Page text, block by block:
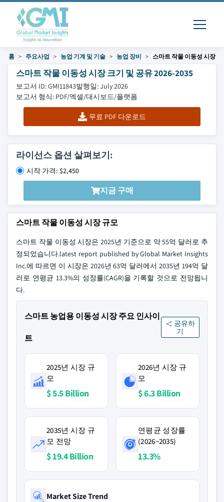
홈 주요사업 농업 기계 및 기술 농업 장비 스마트 작물 이동성 시장
스마트 작물 이동성 시장 크기 및 공유 2026-2035
보고서 ID: GMI11843발행일: July 2026
보고서 형식: PDF/엑셀/대시보드/플랫폼
무료 PDF 다운로드
라이선스 옵션 살펴보기:
시작 가격: $2,450
지금 구매
스마트 작물 이동성 시장 규모
스마트 작물 이동성 시장은 2025년 기준으로 약 55억 달러로 추
정되었습니다.latest report published by Global Market Insights
Inc.에 따르면 이 시장은 2026년 63억 달러에서 2035년 194억 달
러로 연평균 13.3%의 성장률(CAGR)을 기록할 것으로 전망됩니
다.
스마트 농업용 이동성 시장 주요 인사이
트
공유하
기
2025년 시장 규
모
$ 5.5 Billion
2026년 시장 규
모
$ 6.3 Billion
2035년 시장 규
모 전망
$ 19.4 Billion
연평균 성장률
(2026~2035)
13.3%
Market Size Trend